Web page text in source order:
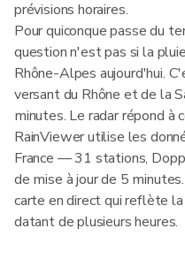
prévisions horaires.
Pour quiconque passe du
question n'est pas si la
Rhône-Alpes aujourd'hui.
versant du Rhône et de la
minutes. Le radar répond à
RainViewer utilise les
France — 31 stations,
de mise à jour de 5
carte en direct qui reflète
datant de plusieurs heures.